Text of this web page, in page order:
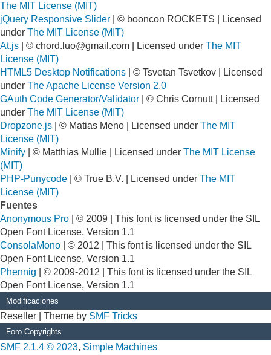
The MIT License (MIT)
jQuery Responsive Slider | © booncon ROCKETS | Licensed
under The MIT License (MIT)
At.js | © chord.luo@gmail.com | Licensed under The MIT
License (MIT)
HTML5 Desktop Notifications | © Tsvetan Tsvetkov | Licensed
under The Apache License Version 2.0
GAuth Code Generator/Validator | © Chris Cornutt | Licensed
under The MIT License (MIT)
Dropzone.js | © Matias Meno | Licensed under The MIT
License (MIT)
Minify | © Matthias Mullie | Licensed under The MIT License
(MIT)
PHP-Punycode | © True B.V. | Licensed under The MIT
License (MIT)
Fuentes
Anonymous Pro | © 2009 | This font is licensed under the SIL
Open Font License, Version 1.1
ConsolaMono | © 2012 | This font is licensed under the SIL
Open Font License, Version 1.1
Phennig | © 2009-2012 | This font is licensed under the SIL
Open Font License, Version 1.1
Modificaciones
Reseller | Theme by SMF Tricks
Foro Copyrights
SMF 2.1.4 © 2023, Simple Machines